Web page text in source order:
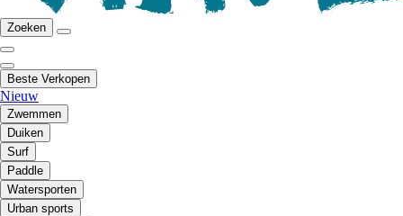
Zoeken
Beste Verkopen
Nieuw
Zwemmen
Duiken
Surf
Paddle
Watersporten
Urban sports